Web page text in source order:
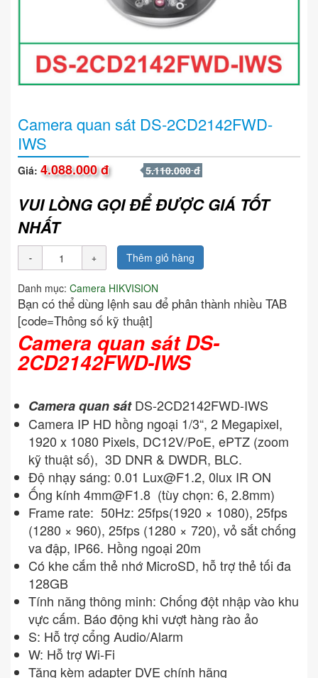
Camera quan sát DS-2CD2142FWD-
IWS
Giá: 4.088.000 đ 5.110.000 đ
VUI LÒNG GỌI ĐỂ ĐƯỢC GIÁ TỐT
NHẤT
Thêm giỏ hàng
Danh mục: Camera HIKVISION
Bạn có thể dùng lệnh sau để phân thành nhiều TAB
[code=Thông số kỹ thuật]
Camera quan sát DS-
2CD2142FWD-IWS
Camera quan sátDS-2CD2142FWD-IWS
Camera IP HD hồng ngoại 1/3“, 2 Megapixel,
1920 x 1080 Pixels, DC12V/PoE, ePTZ (zoom
kỹ thuật số), 3D DNR & DWDR, BLC.
Độ nhạy sáng: 0.01 Lux@F1.2, 0lux IR ON
Ống kính 4mm@F1.8 (tùy chọn: 6, 2.8mm)
Frame rate: 50Hz: 25fps(1920 × 1080), 25fps
(1280 × 960), 25fps (1280 × 720), vỏ sắt chống
va đập, IP66. Hồng ngoại 20m
Có khe cắm thẻ nhớ MicroSD, hỗ trợ thẻ tối đa
128GB
Tính năng thông minh: Chống đột nhập vào khu
vực cấm. Báo động khi vượt hàng rào ảo
S: Hỗ trợ cổng Audio/Alarm
W: Hỗ trợ Wi-Fi
Tặng kèm adapter DVE chính hãng